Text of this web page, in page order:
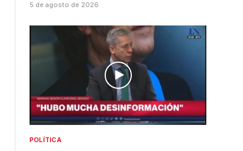
5 de agosto de 2026
POLÍTICA